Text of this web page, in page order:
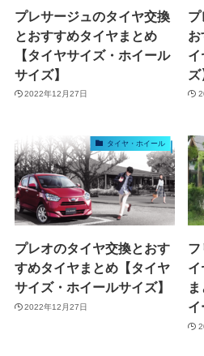
プレサージュのタイヤ交換
とおすすめタイヤまとめ
【タイヤサイズ・ホイール
サイズ】
2022年12月27日
プ
お
イ
ズ
タイヤ・ホイール
プレオのタイヤ交換とおす
すめタイヤまとめ【タイヤ
サイズ・ホイールサイズ】
2022年12月27日
フ
イ
イ